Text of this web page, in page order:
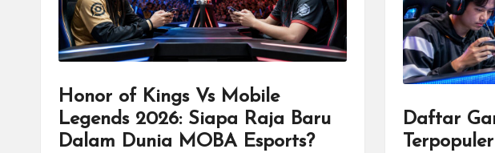
Honor of Kings Vs Mobile
Legends 2026: Siapa Raja Baru
Dalam Dunia MOBA Esports?
Daftar